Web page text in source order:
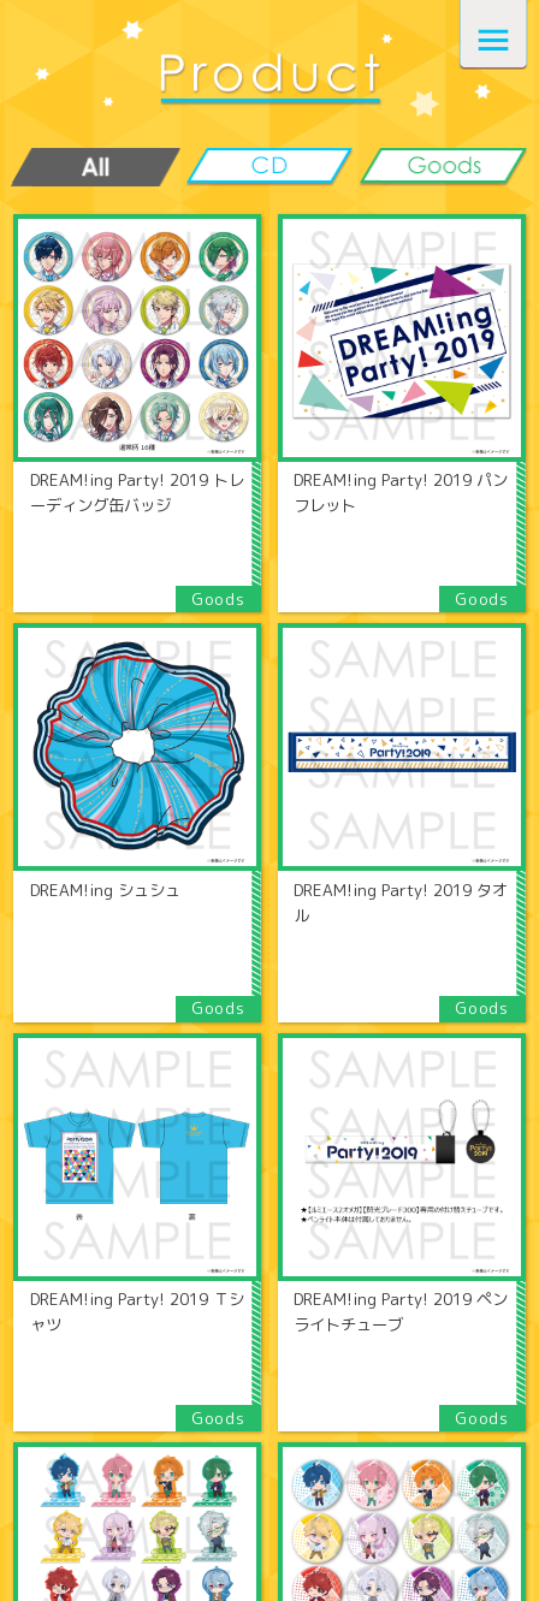
DREAM!ing Party! 2019 トレ
ーディング缶バッジ
DREAM!ing Party! 2019 パン
フレット
DREAM!ing シュシュ
DREAM!ing Party! 2019 タオ
ル
DREAM!ing Party! 2019 Ｔシ
ャツ
DREAM!ing Party! 2019 ペン
ライトチューブ